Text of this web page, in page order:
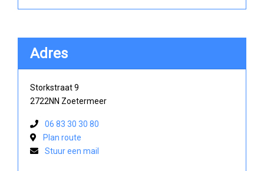
Adres
Storkstraat 9
2722NN Zoetermeer
06 83 30 30 80
Plan route
Stuur een mail